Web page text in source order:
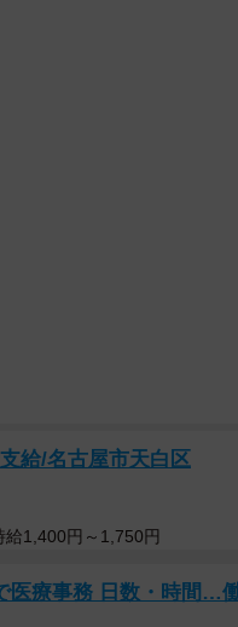
給/名古屋市天白区
給1,400円～1,750円
医療事務 日数・時間…